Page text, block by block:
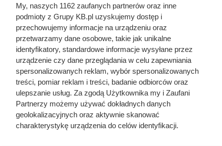
Wszystkie artykuły w temacie
biznes
praktyczne porady
zrób to sam
karcher
testy produktów
ceny usług
prawo i przepisy
My, naszych 1162 zaufanych partnerów oraz inne
podmioty z Grupy KB.pl uzyskujemy dostęp i
przechowujemy informacje na urządzeniu oraz
przetwarzamy dane osobowe, takie jak unikalne
identyfikatory, standardowe informacje wysyłane przez
urządzenie czy dane przeglądania w celu zapewniania
spersonalizowanych reklam, wybór spersonalizowanych
treści, pomiar reklam i treści, badanie odbiorców oraz
ulepszanie usług. Za zgodą Użytkownika my i Zaufani
Partnerzy możemy używać dokładnych danych
geolokalizacyjnych oraz aktywnie skanować
charakterystykę urządzenia do celów identyfikacji.